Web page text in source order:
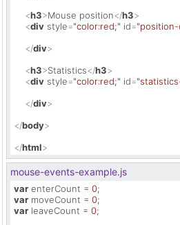
<h3>Mouse position</h3>
<div style="color:red;" id="position-
</div>
<h3>Statistics</h3>
<div style="color:red;" id=
</div>
</body>
</html>
mouse-events-example.js
var enterCount = 0
var moveCount = 0
var leaveCount = 0;